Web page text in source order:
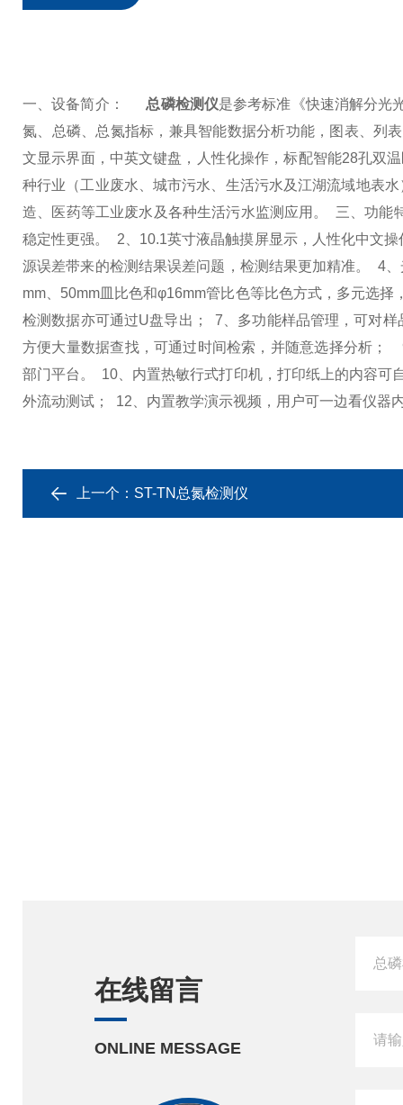
一、设备简介： 总磷检测仪是参考标准《快速消解分光
氮、总磷、总氮指标，兼具智能数据分析功能，图表、列
文显示界面，中英文键盘，人性化操作，标配智能28孔双
种行业（工业废水、城市污水、生活污水及江湖流域地表
造、医药等工业废水及各种生活污水监测应用。 三、功能
稳定性更强。 2、10.1英寸液晶触摸屏显示，人性化中文
源误差带来的检测结果误差问题，检测结果更加精准。 4
mm、50mm皿比色和φ16mm管比色等比色方式，多元选
检测数据亦可通过U盘导出； 7、多功能样品管理，可对
方便大量数据查找，可通过时间检索，并随意选择分析；
部门平台。 10、内置热敏行式打印机，打印纸上的内容
外流动测试； 12、内置教学演示视频，用户可一边看仪器
上一个： ST-TN总氮检测仪
在线留言
ONLINE MESSAGE